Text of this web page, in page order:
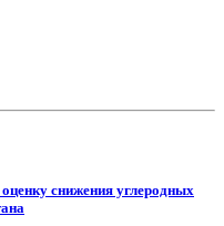
снижения углеродных